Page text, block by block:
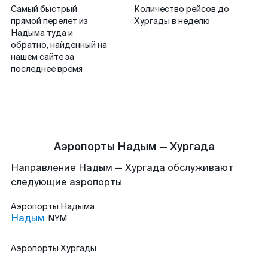
Самый быстрый
прямой перелет из
Надыма туда и
обратно, найденный на
нашем сайте за
последнее время
Количество рейсов до
Хургады в неделю
Аэропорты Надым — Хургада
Направление Надым — Хургада обслуживают
следующие аэропорты
Аэропорты Надыма
Надым NYM
Аэропорты Хургады